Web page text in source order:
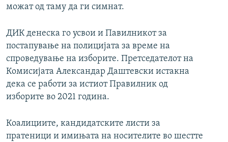
можат од таму да ги симнат.
ДИК денеска го усвои и Павилникот за
постапување на полицијата за време на
спроведување на изборите. Претседателот на
Комисијата Александар Даштевски истакна
дека се работи за истиот Правилник од
изборите во 2021 година.
Коалициите, кандидатските листи за
пратеници и имињата на носителите во шестте